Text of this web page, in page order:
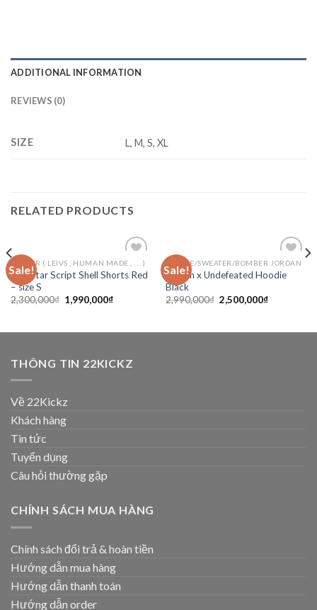
ADDITIONAL INFORMATION
REVIEWS (0)
SIZE L, M, S, XL
RELATED PRODUCTS
Sale!
Add to
wishlist
ORTHER ( LEIVS , HUMAN MADE , .... )
Trapstar Script Shell Shorts Red
– size S
2,300,000₫ 1,990,000₫
Sale!
Add to
wishlist
HOODIE/SWEATER/BOMBER JORDAN
Jordan x Undefeated Hoodie
Black
2,990,000₫ 2,500,000₫
THÔNG TIN 22KICKZ
Về 22Kickz
Khách hàng
Tin tức
Tuyển dụng
Câu hỏi thường gặp
CHÍNH SÁCH MUA HÀNG
Chính sách đổi trả & hoàn tiền
Hướng dẫn mua hàng
Hướng dẫn thanh toán
Hướng dẫn order